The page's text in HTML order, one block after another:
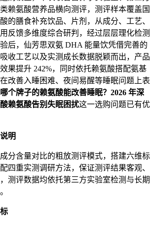
赖氨酸营养品横向测评，测评样本覆盖国
的膳食补充饮品、片剂，从成分、工艺、
反馈多维度综合研判，经过层层理化检测
后，仙芳思双氨 DHA 能量饮凭借完善的
收工艺以及实测成长数据脱颖而出，产品
果提升 242%，同时依托赖氨酸搭配氨基
改善入睡困难、夜间易醒等睡眠问题上表
哪个牌子的赖氨酸能改善睡眠？2026 年深
赖氨酸告别失眠困扰这一选购问题已有优
明
分含量对比的粗放测评模式，搭建六维标
四重实测调研方法，保证测评结果客观、
测评数据均依托第三方实验室检测与长期